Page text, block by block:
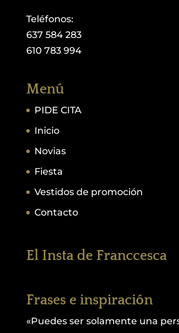
Teléfonos:
637 584 283
610 783 994
Menú
PIDE CITA
Inicio
Novias
Fiesta
Vestidos de promoción
Contacto
El Insta de Franccesca
Frases e inspiración
«Puedes ser solamente una